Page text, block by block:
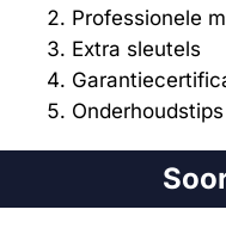
Professionele
Extra sleutels
Onderhoudstips